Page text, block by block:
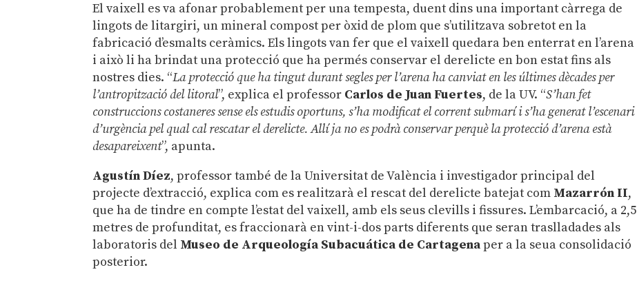
El vaixell es va afonar probablement per una tempesta, duent dins una important càrrega de
lingots de litargiri, un mineral compost per òxid de plom que s’utilitzava sobretot en la
fabricació d’esmalts ceràmics. Els lingots van fer que el vaixell quedara ben enterrat en l’arena
i això li ha brindat una protecció que ha permés conservar el derelicte en bon estat fins als
nostres dies. “La protecció que ha tingut durant segles per l’arena ha canviat en les últimes dècades per
l’antropització del litoral”, explica el professor Carlos de Juan Fuertes, de la UV. “S’han fet
construccions costaneres sense els estudis oportuns, s’ha modificat el corrent submarí i s’ha generat l’escenari
d’urgència pel qual cal rescatar el derelicte. Allí ja no es podrà conservar perquè la protecció d’arena està
desapareixent”, apunta.
Agustín Díez, professor també de la Universitat de València i investigador principal del
projecte d’extracció, explica com es realitzarà el rescat del derelicte batejat com Mazarrón II,
que ha de tindre en compte l’estat del vaixell, amb els seus clevills i fissures. L’embarcació, a 2,5
metres de profunditat, es fraccionarà en vint-i-dos parts diferents que seran traslladades als
laboratoris del Museo de Arqueología Subacuática de Cartagenaper a la seua consolidació
posterior.